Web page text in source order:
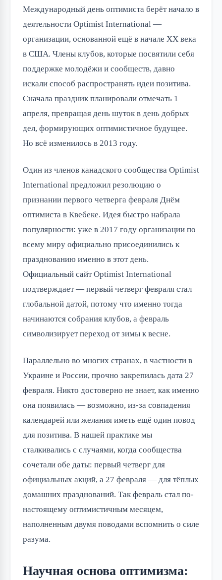
Международный день оптимиста берёт начало в
деятельности Optimist International —
организации, основанной ещё в начале XX века
в США. Члены клубов, которые посвятили себя
поддержке молодёжи и сообществ, давно
искали способ распространять идеи позитива.
Сначала праздник планировали отмечать 1
апреля, превращая день шуток в день добрых
дел, формирующих оптимистичное будущее.
Но всё изменилось в 2013 году.
Один из членов канадского сообщества Optimist
International предложил резолюцию о
признании первого четверга февраля Днём
оптимиста в Квебеке. Идея быстро набрала
популярности: уже в 2017 году организации по
всему миру официально присоединились к
празднованию именно в этот день.
Официальный сайт Optimist International
подтверждает — первый четверг февраля стал
глобальной датой, потому что именно тогда
начинаются собрания клубов, а февраль
символизирует переход от зимы к весне.
Параллельно во многих странах, в частности в
Украине и России, прочно закрепилась дата 27
февраля. Никто достоверно не знает, как именно
она появилась — возможно, из-за совпадения
календарей или желания иметь ещё один повод
для позитива. В нашей практике мы
сталкивались с случаями, когда сообщества
сочетали обе даты: первый четверг для
официальных акций, а 27 февраля — для тёплых
домашних празднований. Так февраль стал по-
настоящему оптимистичным месяцем,
наполненным двумя поводами вспомнить о силе
разума.
Научная основа оптимизма: